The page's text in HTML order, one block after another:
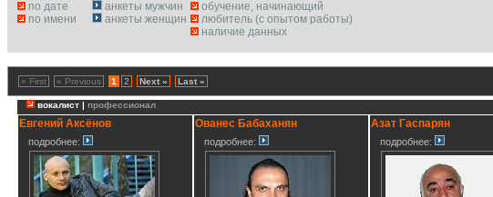
по дате
по имени
анкеты мужчин
анкеты женщин
обучение, начинающий
любитель (с опытом работы)
наличие данных
« First « Previous 1 2 Next » Last »
вокалист | профессионал
Евгений Аксёнов
подробнее:
Ованес Бабаханян
подробнее:
Азат Гаспарян
подробнее: